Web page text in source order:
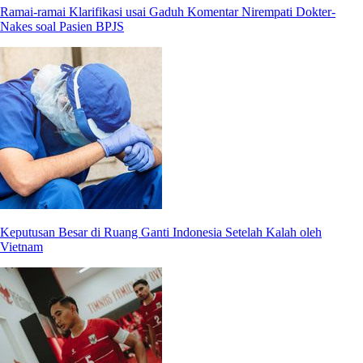
Ramai-ramai Klarifikasi usai Gaduh Komentar Nirempati Dokter-
Nakes soal Pasien BPJS
Keputusan Besar di Ruang Ganti Indonesia Setelah Kalah oleh
Vietnam